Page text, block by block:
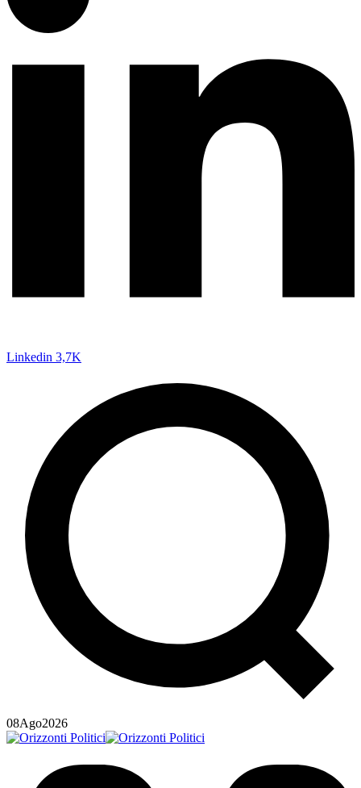
Linkedin 3,7K
08Ago2026